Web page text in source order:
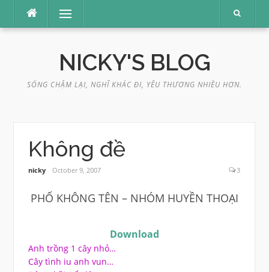
content
Menu
NICKY'S BLOG
SỐNG CHẬM LẠI, NGHĨ KHÁC ĐI, YÊU THƯƠNG NHIỀU HƠN.
Không đề
nicky October 9, 2007 3
PHỐ KHÔNG TÊN – NHÓM HUYỀN THOẠI
Download
Anh trồng 1 cây nhỏ…
Cây tình iu anh vun…